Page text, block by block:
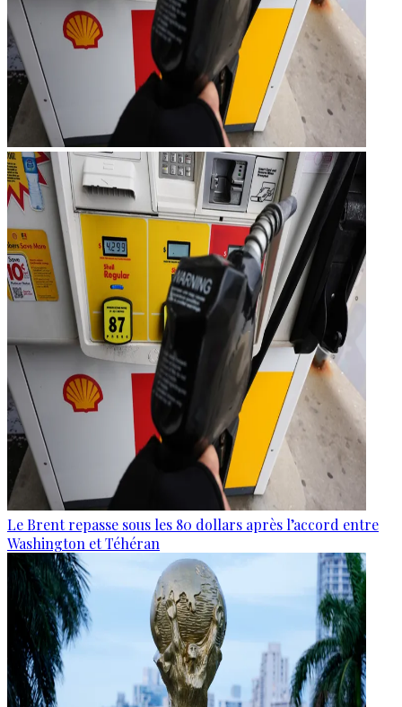
Le Brent repasse sous les 80 dollars après l’accord entre
Washington et Téhéran